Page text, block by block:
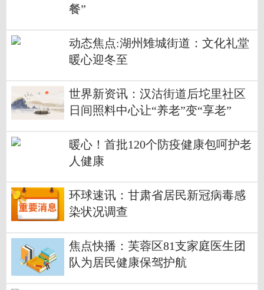
餐”
动态焦点:湖州雉城街道：文化礼堂
暖心迎冬至
世界新资讯：汉沽街道后坨里社区
日间照料中心让“养老”变“享老”
暖心！首批120个防疫健康包呵护老
人健康
环球速讯：甘肃省居民新冠病毒感
染状况调查
焦点快播：芙蓉区81支家庭医生团
队为居民健康保驾护航